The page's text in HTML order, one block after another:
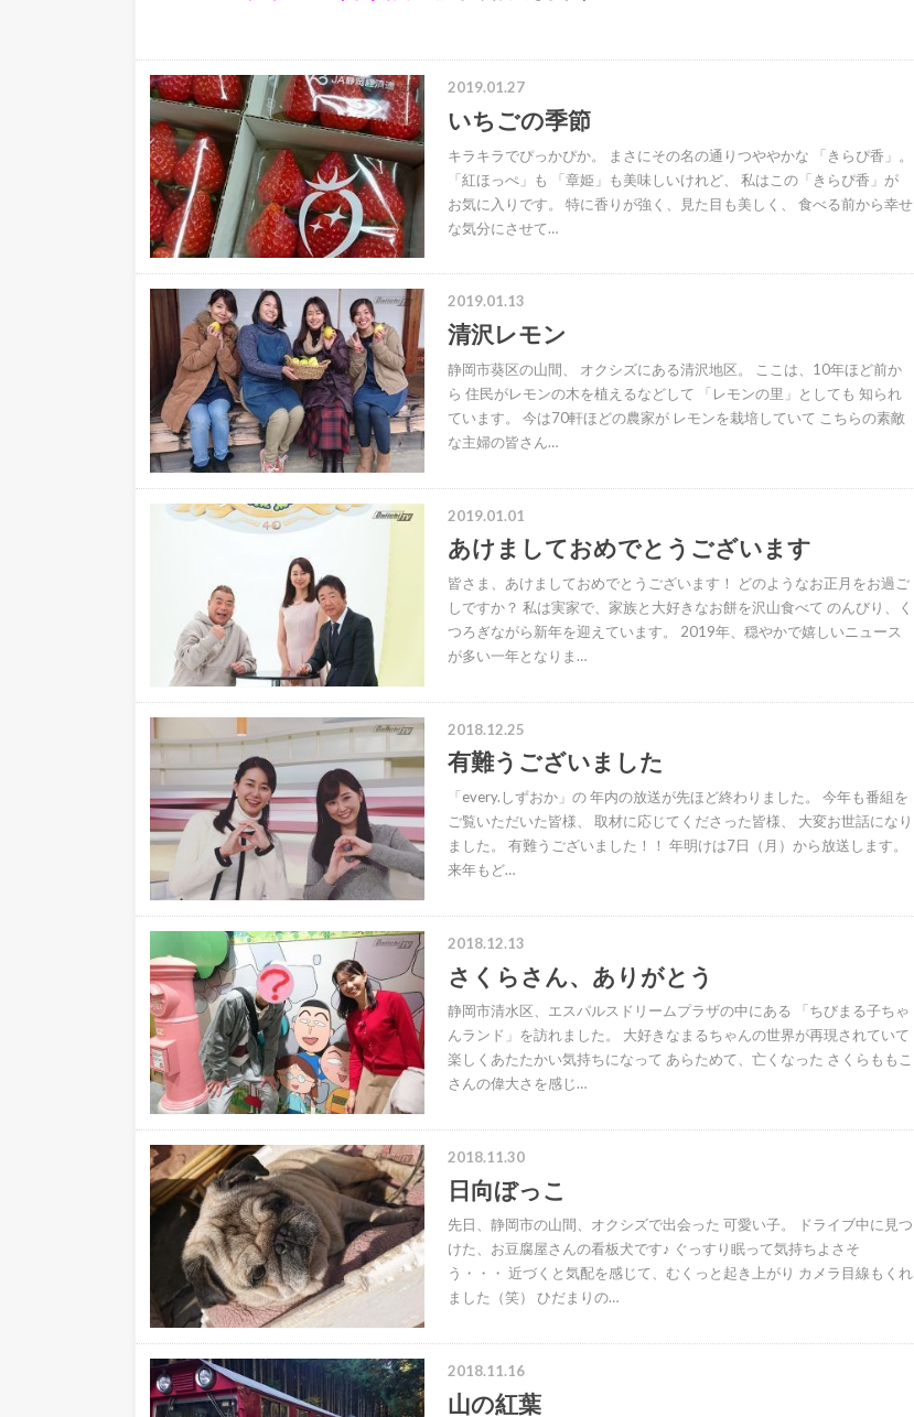
2019.01.27
いちごの季節
キラキラでぴっかぴか。 まさにその名の通りつややかな 「きらぴ香」。
「紅ほっぺ」も 「章姫」も美味しいけれど、 私はこの「きらぴ香」が
お気に入りです。 特に香りが強く、見た目も美しく、 食べる前から幸せ
な気分にさせて…
2019.01.13
清沢レモン
静岡市葵区の山間、 オクシズにある清沢地区。 ここは、10年ほど前か
ら 住民がレモンの木を植えるなどして 「レモンの里」としても 知られ
ています。 今は70軒ほどの農家が レモンを栽培していて こちらの素敵
な主婦の皆さん…
2019.01.01
あけましておめでとうございます
皆さま、あけましておめでとうございます！ どのようなお正月をお過ご
しですか？ 私は実家で、家族と大好きなお餅を沢山食べて のんびり、く
つろぎながら新年を迎えています。 2019年、穏やかで嬉しいニュース
が多い一年となりま…
2018.12.25
有難うございました
「every.しずおか」の 年内の放送が先ほど終わりました。 今年も番組を
ご覧いただいた皆様、 取材に応じてくださった皆様、 大変お世話になり
ました。 有難うございました！！ 年明けは7日（月）から放送します。
来年もど…
2018.12.13
さくらさん、ありがとう
静岡市清水区、エスパルスドリームプラザの中にある 「ちびまる子ちゃ
んランド」を訪れました。 大好きなまるちゃんの世界が再現されていて
楽しくあたたかい気持ちになって あらためて、亡くなった さくらももこ
さんの偉大さを感じ…
2018.11.30
日向ぼっこ
先日、静岡市の山間、オクシズで出会った 可愛い子。 ドライブ中に見つ
けた、お豆腐屋さんの看板犬です♪ ぐっすり眠って気持ちよさそ
う・・・ 近づくと気配を感じて、むくっと起き上がり カメラ目線もくれ
ました（笑） ひだまりの…
2018.11.16
山の紅葉